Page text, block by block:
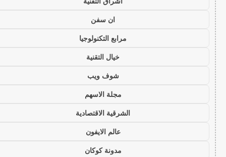
ان سفن
مرابع التكنولوجيا
خيال التقنية
شوف ويب
مجلة الاسهم
الشرقية الاقتصادية
عالم الايفون
مدونة كوكان